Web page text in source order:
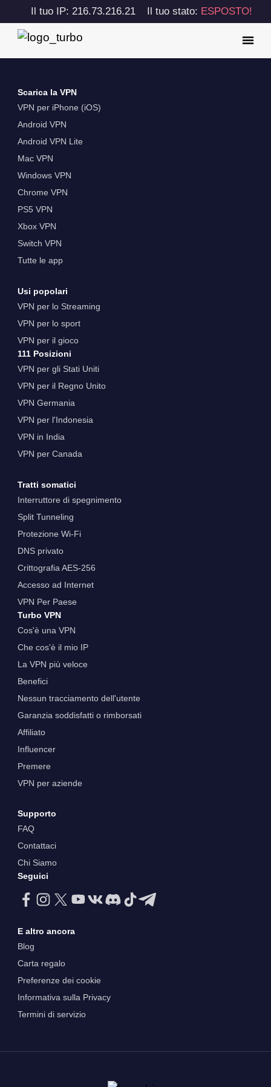
Il tuo IP: 216.73.216.21 Il tuo stato: ESPOSTO!
Scarica la VPN
VPN per iPhone (iOS)
Android VPN
Android VPN Lite
Mac VPN
Windows VPN
Chrome VPN
PS5 VPN
Xbox VPN
Switch VPN
Tutte le app
Usi popolari
VPN per lo Streaming
VPN per lo sport
VPN per il gioco
111 Posizioni
VPN per gli Stati Uniti
VPN per il Regno Unito
VPN Germania
VPN per l'Indonesia
VPN in India
VPN per Canada
Tratti somatici
Interruttore di spegnimento
Split Tunneling
Protezione Wi-Fi
DNS privato
Crittografia AES-256
Accesso ad Internet
VPN Per Paese
Turbo VPN
Cos'è una VPN
Che cos'è il mio IP
La VPN più veloce
Benefici
Nessun tracciamento dell'utente
Garanzia soddisfatti o rimborsati
Affiliato
Influencer
Premere
VPN per aziende
Supporto
FAQ
Contattaci
Chi Siamo
Seguici
E altro ancora
Blog
Carta regalo
Preferenze dei cookie
Informativa sulla Privacy
Termini di servizio